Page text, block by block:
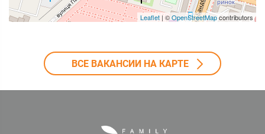
Leaflet | ©OpenStreetMapcontributors
ВСЕ ВАКАНСИИ НА КАРТЕ